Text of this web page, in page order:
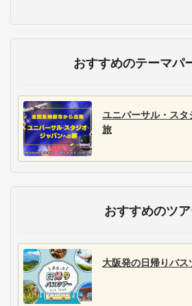
おすすめのテーマパ
ユニバーサル・ス
旅
おすすめのツ
大阪発の日帰りバス